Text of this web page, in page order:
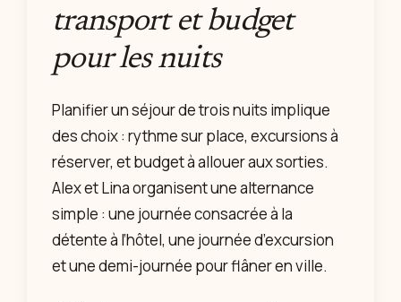
transport et budget
pour les nuits
Planifier un séjour de trois nuits implique
des choix : rythme sur place, excursions à
réserver, et budget à allouer aux sorties.
Alex et Lina organisent une alternance
simple : une journée consacrée à la
détente à l’hôtel, une journée d’excursion
et une demi-journée pour flâner en ville.